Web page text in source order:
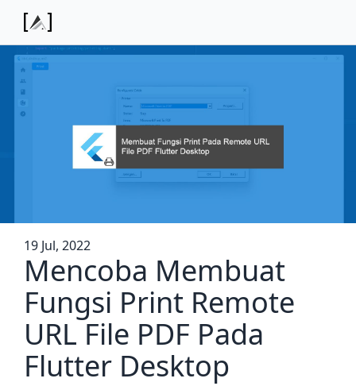
19 Jul, 2022
Mencoba Membuat
Fungsi Print Remote
URL File PDF Pada
Flutter Desktop